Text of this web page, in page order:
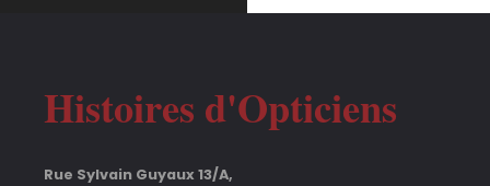
Histoires d'Opticiens
Rue Sylvain Guyaux 13/A,